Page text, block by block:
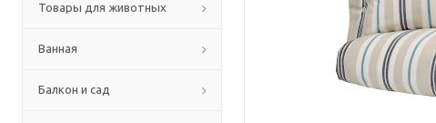
Товары для животных
Ванная
Балкон и сад